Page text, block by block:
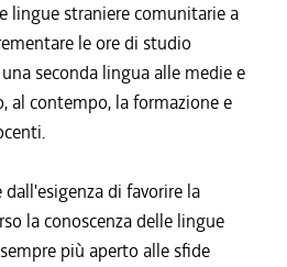
lingue straniere comunitarie a
le ore di studio
seconda lingua alle medie e
al contempo, la formazione e
di favorire la
la conoscenza delle lingue
più aperto alle sfide